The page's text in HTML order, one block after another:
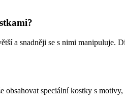
a snadněji se s nimi manipuluje.
speciální kostky s